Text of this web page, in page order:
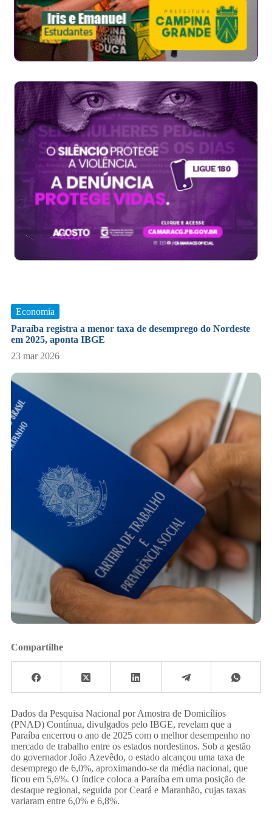
Economia
Paraíba registra a menor taxa de desemprego do Nordeste
em 2025, aponta IBGE
23 mar 2026
Compartilhe
​Dados da Pesquisa Nacional por Amostra de Domicílios
(PNAD) Contínua, divulgados pelo IBGE, revelam que a
Paraíba encerrou o ano de 2025 com o melhor desempenho no
mercado de trabalho entre os estados nordestinos. Sob a gestão
do governador João Azevêdo, o estado alcançou uma taxa de
desemprego de 6,0%, aproximando-se da média nacional, que
ficou em 5,6%. O índice coloca a Paraíba em uma posição de
destaque regional, seguida por Ceará e Maranhão, cujas taxas
variaram entre 6,0% e 6,8%.